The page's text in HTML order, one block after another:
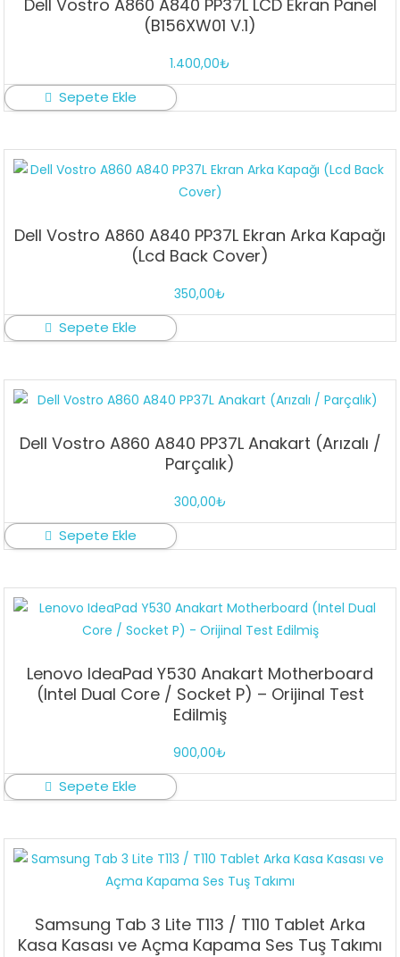
Dell Vostro A860 A840 PP37L LCD Ekran Panel
(B156XW01 V.1)
1.400,00₺
Sepete Ekle
Dell Vostro A860 A840 PP37L Ekran Arka Kapağı
(Lcd Back Cover)
350,00₺
Sepete Ekle
Dell Vostro A860 A840 PP37L Anakart (Arızalı /
Parçalık)
300,00₺
Sepete Ekle
Lenovo IdeaPad Y530 Anakart Motherboard
(Intel Dual Core / Socket P) – Orijinal Test
Edilmiş
900,00₺
Sepete Ekle
Samsung Tab 3 Lite T113 / T110 Tablet Arka
Kasa Kasası ve Açma Kapama Ses Tuş Takımı